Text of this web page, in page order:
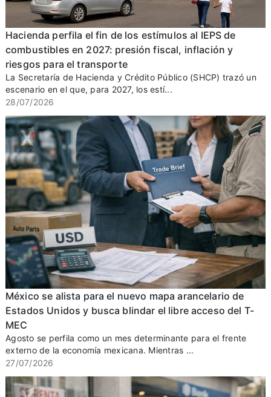
Hacienda perfila el fin de los estímulos al IEPS de
combustibles en 2027: presión fiscal, inflación y
riesgos para el transporte
La Secretaría de Hacienda y Crédito Público (SHCP) trazó un
escenario en el que, para 2027, los estí...
28/07/2026
México se alista para el nuevo mapa arancelario de
Estados Unidos y busca blindar el libre acceso del T-
MEC
Agosto se perfila como un mes determinante para el frente
externo de la economía mexicana. Mientras ...
27/07/2026